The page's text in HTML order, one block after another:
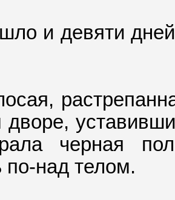
и девяти
дворе,
черная
по-над телом.